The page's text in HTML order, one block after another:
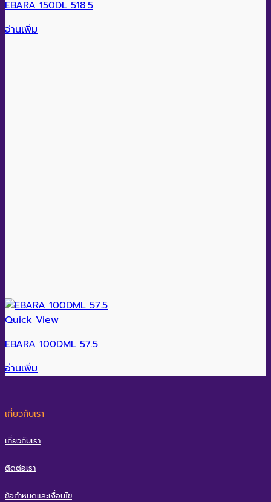
EBARA 150DL 518.5
อ่านเพิ่ม
Quick View
EBARA 100DML 57.5
อ่านเพิ่ม
เกี่ยวกับเรา
เกี่ยวกับเรา
ติดต่อเรา
ข้อกำหนดและเงื่อนไข